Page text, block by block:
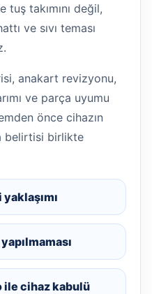
tuş takımını değil,
ve sıvı teması
anakart revizyonu,
ve parça uyumu
önce cihazın
belirtisi birlikte
ile cihaz kabulü